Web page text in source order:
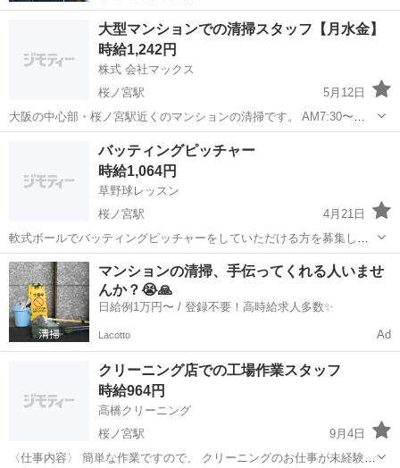
大型マンションでの清掃スタッフ【月水金】
時給1,242円
株式 会社マックス
桜ノ宮駅
5月12日
大阪の中心部・桜ノ宮駅近くのマンションの清掃です。 AM7:30〜
9:30(2h)、早朝さくっと2時間！ しかもうれしい高時給です！ 元気な
シニアスタッフ活躍中。 女性トイレ清掃有り。女性スタッフ活躍中。
その他
バッティングピッチャー
時給1,064円
草野球レッスン
桜ノ宮駅
4月21日
軟式ボールでバッティングピッチャーをしていただける方を募集しま
す。 【日程】平日4回〜6回程度 【時間】9時00分〜11時00分までの2
時間 【場所】大阪市内グラウンド 【日給】2128円から3000円（交通
費込み） 【補...
大阪 大阪市 その他
マンションの清掃、手伝ってくれる人いませ
んか？😭🙏
日給例1万円〜 / 登録不要！高時給求人多数✨
Lacotto Ad
クリーニング店での工場作業スタッフ
時給964円
高橋クリーニング
桜ノ宮駅
9月4日
〈仕事内容〉 簡単な作業ですので、 クリーニングのお仕事が未経験の